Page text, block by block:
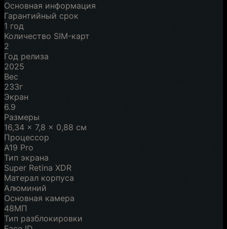
Основная информация
Гарантийный срок
1 год
Количество SIM-карт
2
Год релиза
2025
Вес
233г
Экран
6.9
Размеры
16,34 x 7,8 x 0,88 см
Процессор
A19 Pro
Тип экрана
Super Retina XDR
Матерал корпуса
Алюминий
Основная камера
48МП
Тип разблокировки